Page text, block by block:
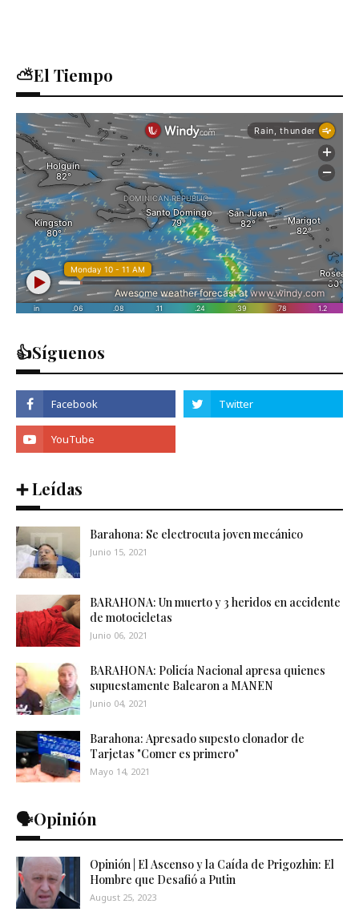
⛅El Tiempo
👍Síguenos
➕ Leídas
Barahona: Se electrocuta joven mecánico
Junio 15, 2021
BARAHONA: Un muerto y 3 heridos en accidente
de motocicletas
Junio 06, 2021
BARAHONA: Policía Nacional apresa quienes
supuestamente Balearon a MANEN
Junio 04, 2021
Barahona: Apresado supesto clonador de
Tarjetas "Comer es primero"
Mayo 14, 2021
🗣️Opinión
Opinión | El Ascenso y la Caída de Prigozhin: El
Hombre que Desafió a Putin
August 25, 2023